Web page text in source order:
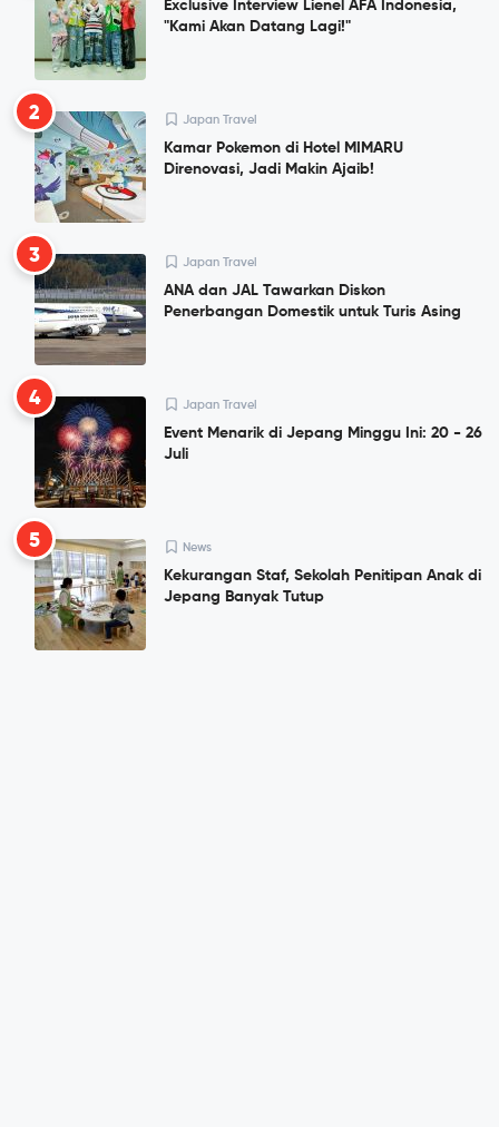
Exclusive Interview Lienel AFA Indonesia,
"Kami Akan Datang Lagi!"
2 Japan Travel
Kamar Pokemon di Hotel MIMARU
Direnovasi, Jadi Makin Ajaib!
3 Japan Travel
ANA dan JAL Tawarkan Diskon
Penerbangan Domestik untuk Turis Asing
4 Japan Travel
Event Menarik di Jepang Minggu Ini: 20 - 26
Juli
5 News
Kekurangan Staf, Sekolah Penitipan Anak di
Jepang Banyak Tutup